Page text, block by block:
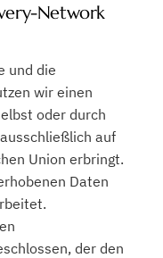
Network
und die
wir einen
oder durch
auf
Union erbringt.
Daten
der den